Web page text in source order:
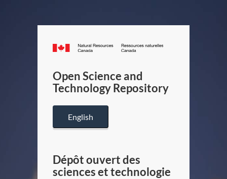
Canada.ca
/
Canada
Open Science and
Technology Repository
English
Dépôt ouvert des
sciences et technologie